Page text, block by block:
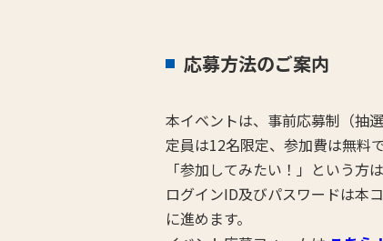
応募方法のご案内
本イベントは、事前応募制（抽
定員は12名限定、参加費は無料で
「参加してみたい！」という方
ログインID及びパスワードは本
に進めます。